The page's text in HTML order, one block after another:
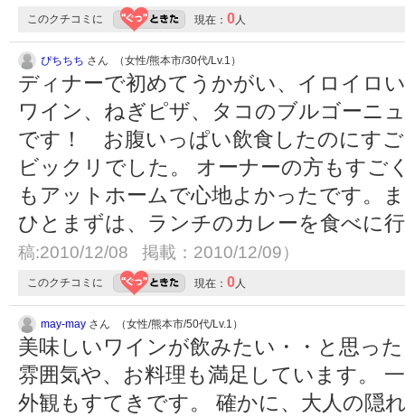
このクチコミに 現在： 0 人
ぴちちち さん （女性/熊本市/30代/Lv.1）
ディナーで初めてうかがい、イロイロ
ワイン、ねぎピザ、タコのブルゴーニ
です！ お腹いっぱい飲食したのにす
ビックリでした。 オーナーの方もすご
もアットホームで心地よかったです
ひとまずは、ランチのカレーを食べに
稿:2010/12/08 掲載：2010/12/09）
このクチコミに 現在： 0 人
may-may さん （女性/熊本市/50代/Lv.1）
美味しいワインが飲みたい・・と思っ
雰囲気や、お料理も満足しています。
外観もすてきです。 確かに、大人の隠